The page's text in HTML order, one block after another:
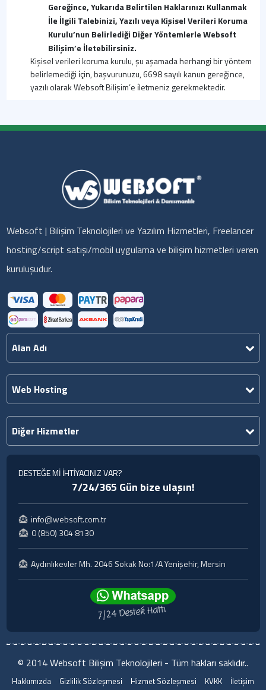
Gereğince, Yukarıda Belirtilen Haklarınızı Kullanmak
İle İlgili Talebinizi, Yazılı veya Kişisel Verileri Koruma
Kurulu’nun Belirlediği Diğer Yöntemlerle Websoft
Bilişim’e İletebilirsiniz.
Kişisel verileri koruma kurulu, şu aşamada herhangi bir yöntem
belirlemediği i̇çin, başvurunuzu, 6698 sayılı kanun gereğince,
yazılı olarak Websoft Bilişim’e i̇letmeniz gerekmektedir.
Websoft | Bilişim Teknolojileri ve Yazılım Hizmetleri, Freelancer
hosting/script satışı/mobil uygulama ve bilişim hizmetleri veren
kuruluşudur.
Alan Adı
Web Hosting
Diğer Hizmetler
DESTEĞE Mİ İHTİYACINIZ VAR?
7/24/365 Gün bize ulaşın!
info@websoft.com.tr
0 (850) 304 8130
Aydınlıkevler Mh. 2046 Sokak No:1/A Yenişehir, Mersin
© 2014 Websoft Bilişim Teknolojileri - Tüm hakları saklıdır..
Hakkımızda Gizlilik Sözleşmesi Hizmet Sözleşmesi KVKK İletişim